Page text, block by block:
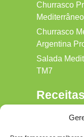
Churrasco
Mediterrâneo
Churrasco
Argentina
Salada
TM7